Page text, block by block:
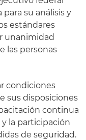
su análisis y
estándares
unanimidad
las personas
condiciones
sus disposiciones
continua
la participación
de seguridad.